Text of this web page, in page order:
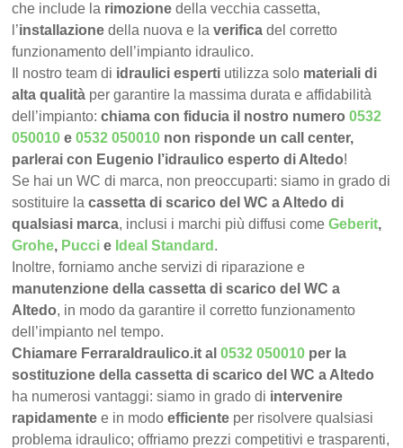
che include la rimozione della vecchia cassetta,
l’installazione della nuova e laverifica del corretto
funzionamento dell’impianto idraulico.
Il nostro team di idraulici esperti utilizza solo materiali di
alta qualità per garantire la massima durata e affidabilità
dell’impianto:chiama con fiducia il nostro numero0532
050010 e0532 050010 non risponde un call center,
parlerai con Eugenio l’idraulico esperto di Altedo!
Se hai un WC di marca, non preoccuparti: siamo in grado di
sostituire lacassetta di scarico del WC a Altedo di
qualsiasi marca, inclusi i marchi più diffusi comeGeberit,
Grohe, Pucci e Ideal Standard .
Inoltre, forniamo anche servizi di riparazione e
manutenzione della cassetta di scarico del WC a
Altedo, in modo da garantire il corretto funzionamento
dell’impianto nel tempo.
Chiamare FerraraIdraulico.it al0532 050010 per la
sostituzione della cassetta di scarico del WC a Altedo
ha numerosi vantaggi: siamo in grado di intervenire
rapidamente e in modoefficiente per risolvere qualsiasi
problema idraulico; offriamo prezzi competitivi e trasparenti,